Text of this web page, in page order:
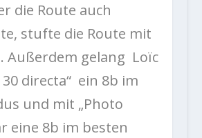
die Route auch
stufte die Route mit
Außerdem gelang Loïc
directa“ ein 8b im
und mit „Photo
eine 8b im besten